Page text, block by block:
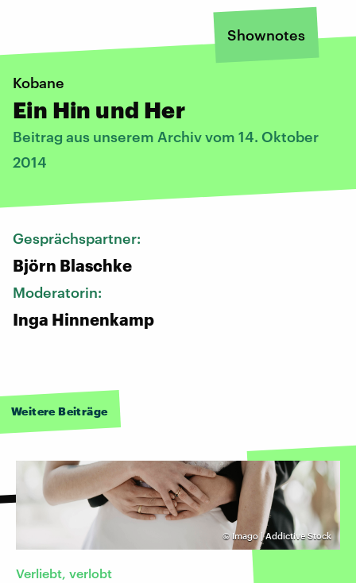
Shownotes
Kobane
Ein Hin und Her
Beitrag aus unserem Archiv vom 14. Oktober
2014
Gesprächspartner:
Björn Blaschke
Moderatorin:
Inga Hinnenkamp
Weitere Beiträge
© Imago | Addictive Stock
Verliebt, verlobt